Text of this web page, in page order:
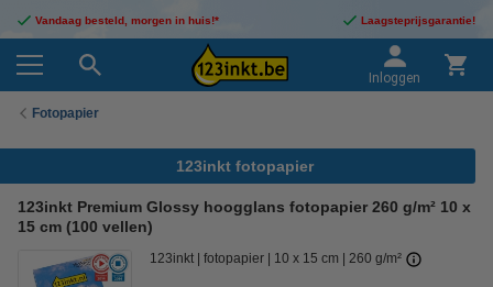
Vandaag besteld, morgen in huis!* Laagsteprijsgarantie!
Inloggen
Fotopapier
123inkt fotopapier
123inkt Premium Glossy hoogglans fotopapier 260 g/m² 10 x
15 cm (100 vellen)
123inkt fotopapier 10 x 15 cm 260 g/m²